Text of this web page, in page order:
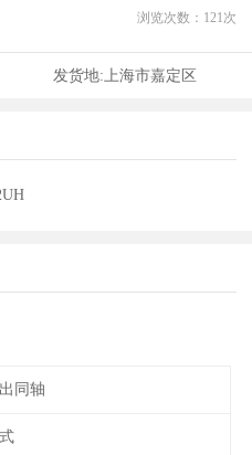
浏览次数： 121次
发货地: 上海市嘉定区
同轴